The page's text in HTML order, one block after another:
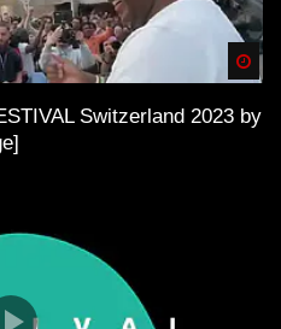
Switzerland 2023 by